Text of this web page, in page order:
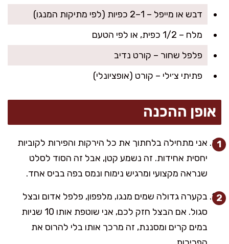
דבש או מייפל – 1–2 כפיות (לפי מתיקות המנגו)
מלח – 1/2 כפית, או לפי הטעם
פלפל שחור – קורט נדיב
פתיתי צ׳ילי – קורט (אופציונלי)
אופן ההכנה
אני מתחילה בלחתוך את כל הירקות והפירות לקוביות
יחסית אחידות. זה נשמע קטן, אבל זה הסוד לסלט
שנראה מקצועי ומרגיש נימוח ונמס בפה בביס אחד.
בקערה גדולה שמים מנגו, מלפפון, פלפל אדום ובצל
סגול. אם הבצל חזק לכם, אני שוטפת אותו 10 שניות
במים קרים ומסננת, זה מרכך אותו בלי להרוס את